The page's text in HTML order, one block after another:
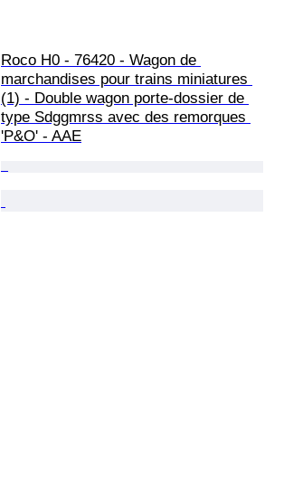
Roco H0 - 76420 - Wagon de
marchandises pour trains miniatures
(1) - Double wagon porte-dossier de
type Sdggmrss avec des remorques
'P&O' - AAE